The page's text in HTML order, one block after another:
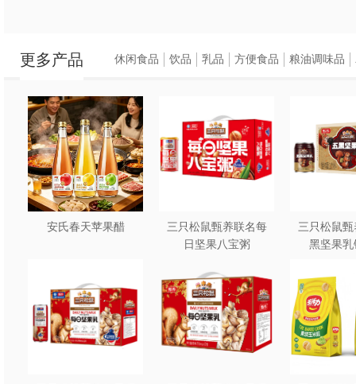
更多产品
安氏春天苹果醋
三只松鼠甄养联名每
日坚果八宝粥
三只松鼠
黑坚果乳
休闲食品 饮品 乳品 方便食品 粮油调味品